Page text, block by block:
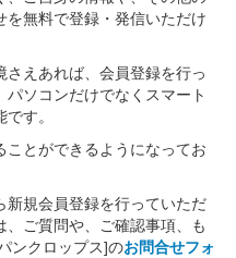
を無料で登録・発信いただけ
えあれば、会員登録を行っ
ソコンだけでなくスマート
す。
ことができるようになってお
新規会員登録を行っていただ
、ご質問や、ご確認事項、も
ンクロップス]のお問合せフォ